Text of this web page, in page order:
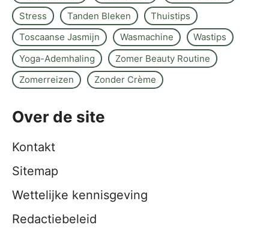
Stress
Tanden Bleken
Thuistips
Toscaanse Jasmijn
Wasmachine
Wastips
Yoga-Ademhaling
Zomer Beauty Routine
Zomerreizen
Zonder Crème
Over de site
Kontakt
Sitemap
Wettelijke kennisgeving
Redactiebeleid